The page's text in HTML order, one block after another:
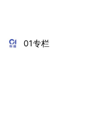
01专栏